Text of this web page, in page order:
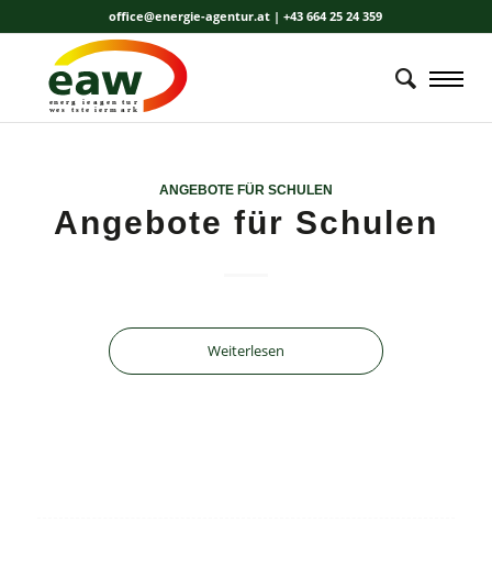
office@energie-agentur.at | +43 664 25 24 359
energ i e a gen t u r
wes
t ste i erm a r k
ANGEBOTE FÜR SCHULEN
Angebote für Schulen
Weiterlesen